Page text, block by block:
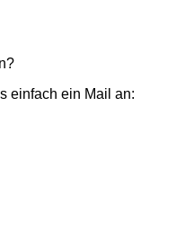
einfach ein Mail an: